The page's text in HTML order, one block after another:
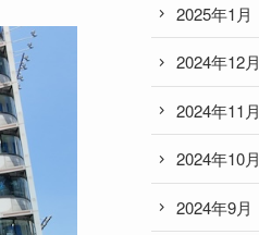
2025年1月
2024年12月
2024年11月
2024年10月
2024年9月